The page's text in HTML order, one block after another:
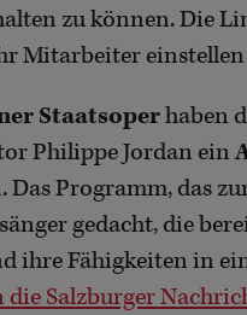
zu können. Die
Mitarbeiter
Staatsoperhaben
Philippe Jordan ein
Das Programm, das
gedacht, die
ihre Fähigkeiten in
die Salzburger